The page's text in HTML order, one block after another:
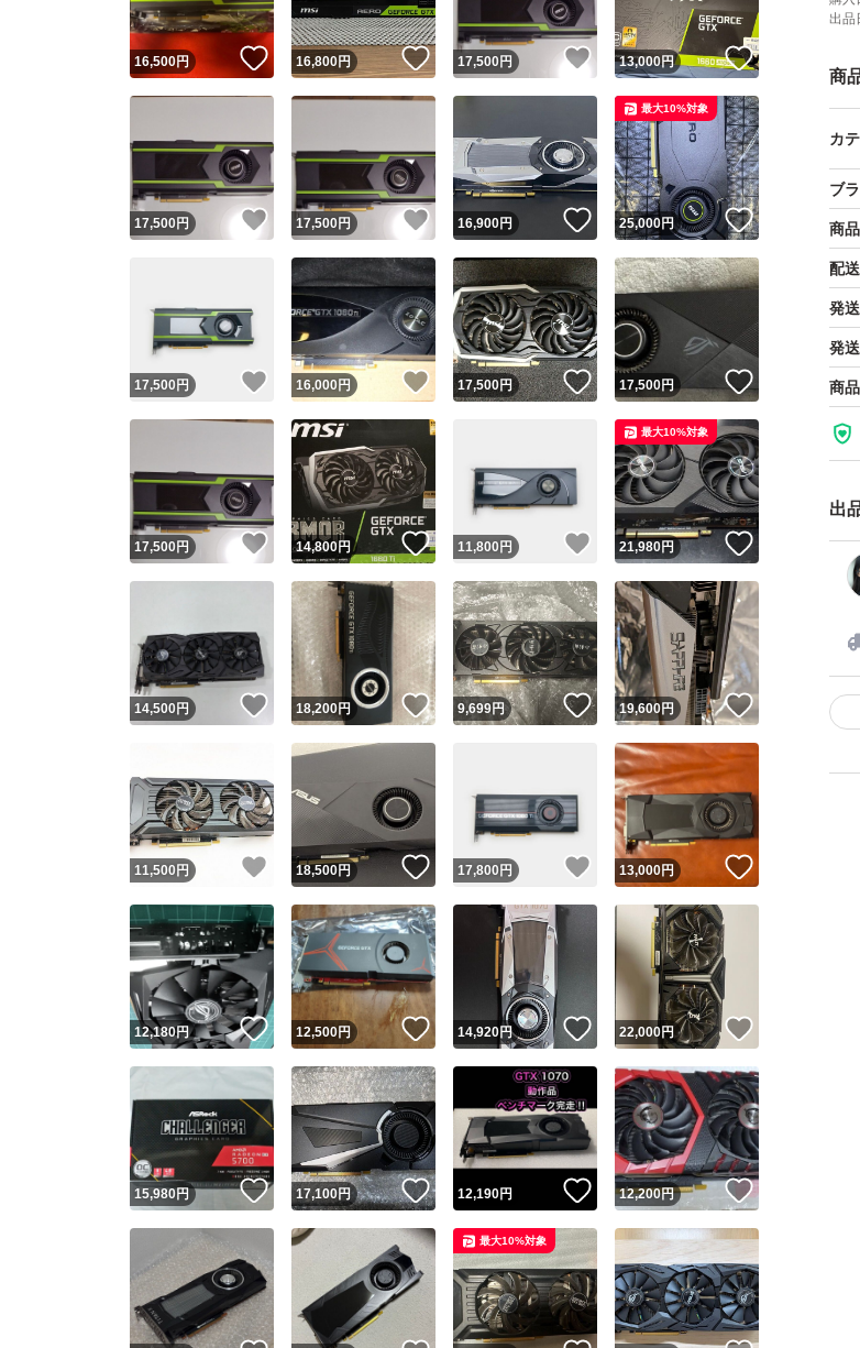
レ
ま
ボ
よ
動
パ
ま
ら
出品
商
カ
ブ
商
配
発
発
商
出
ユーザーの実績について
Yahoo!フリマが定めた一定の基準を満たしたユーザーにバッジ
安心取引出品者
安心取引出品者 Yahoo!フリマの基準をクリアした安心・
取引実績
取引実績◯+ このユーザーはYahoo!フリマの取引を完
他フリマ実績◯+ このユーザーは他フリマサービスでの取
この商品の情報をコピーします
商品画像の 無断転載は禁止されています
コピーは1商品につき1回 です
16,500円 いいね！
16,800円 いいね！
17,500円 いいね！
13,000円 いいね！
17,500円 いいね！
17,500円 いいね！
16,900円 いいね！
25,000円 いいね！
最大10%対象
17,500 円 いいね！
16,000円 いいね！
17,500円 いいね！
17,500円
17,500円 いいね！
14,800円 いいね！
11,800 円 いいね！
21,980円 いいね！
最大10%対象
14,500円 いいね！
18,200円 いいね！
9,699円 いいね！
19,600円 いいね！
11,500 円 いいね！
18,500円 いいね！
17,800 円 いいね！
13,000円
12,180円 いいね！
12,500円 いいね！
14,920円 いいね！
22,000円
15,980円 いいね！
17,100円 いいね！
12,190円 いいね！
12,200円 いいね！
最大10%対象